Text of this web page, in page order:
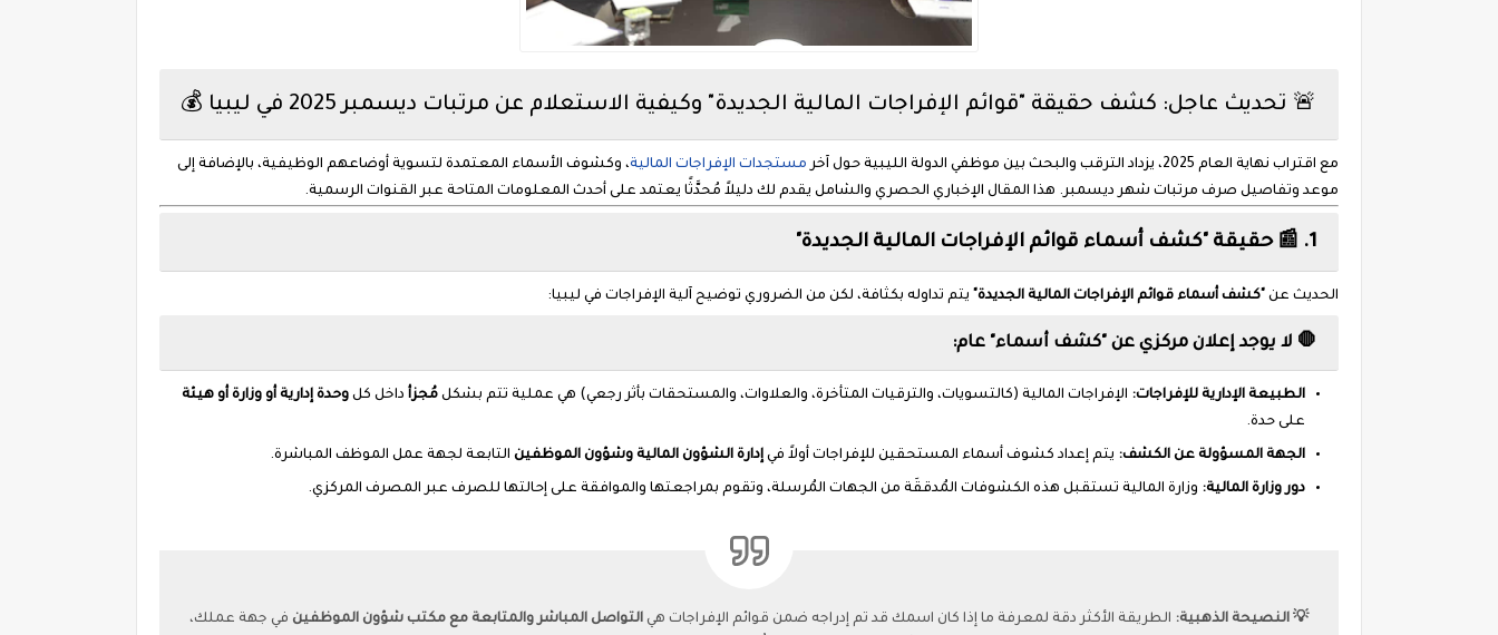
🚨 تحديث عاجل: كشف حقيقة "قوائم الإفراجات المالية الجديدة" وكيفية الاستعلام عن مرتبات ديسمبر 2025 في ليبيا 💰
مع اقتراب نهاية العام 2025، يزداد الترقب والبحث بين موظفي الدولة الليبية حول آخر مستجدات الإفراجات المالية، وكشوف الأسماء المعتمدة لتسوية أوضاعهم الوظيفية، بالإضافة إلى
موعد وتفاصيل صرف مرتبات شهر ديسمبر. هذا المقال الإخباري الحصري والشامل يقدم لك دليلاً مُحدَّثًا يعتمد على أحدث المعلومات المتاحة عبر القنوات الرسمية.
1. 📰 حقيقة "كشف أسماء قوائم الإفراجات المالية الجديدة"
الحديث عن "كشف أسماء قوائم الإفراجات المالية الجديدة" يتم تداوله بكثافة، لكن من الضروري توضيح آلية الإفراجات في ليبيا:
🛑 لا يوجد إعلان مركزي عن "كشف أسماء" عام:
الطبيعة الإدارية للإفراجات: الإفراجات المالية (كالتسويات، والترقيات المتأخرة، والعلاوات، والمستحقات بأثر رجعي) هي عملية تتم بشكل مُجزأ داخل كل وحدة إدارية أو وزارة أو هيئة
على حدة.
الجهة المسؤولة عن الكشف: يتم إعداد كشوف أسماء المستحقين للإفراجات أولاً في إدارة الشؤون المالية وشؤون الموظفين التابعة لجهة عمل الموظف المباشرة.
دور وزارة المالية: وزارة المالية تستقبل هذه الكشوفات المُدققَة من الجهات المُرسلة، وتقوم بمراجعتها والموافقة على إحالتها للصرف عبر المصرف المركزي.
💡 النصيحة الذهبية: الطريقة الأكثر دقة لمعرفة ما إذا كان اسمك قد تم إدراجه ضمن قوائم الإفراجات هي التواصل المباشر والمتابعة مع مكتب شؤون الموظفين في جهة عملك،